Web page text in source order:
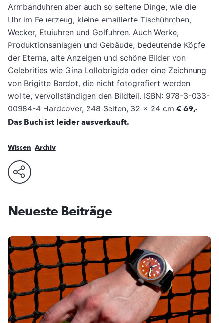
Armbanduhren aber auch so seltene Dinge, wie die
Uhr im Feuerzeug, kleine emaillerte Tischührchen,
Wecker, Etuiuhren und Golfuhren. Auch Werke,
Produktionsanlagen und Gebäude, bedeutende Köpfe
der Eterna, alte Anzeigen und schöne Bilder von
Celebrities wie Gina Lollobrigida oder eine Zeichnung
von Brigitte Bardot, die nicht fotografiert werden
wollte, vervollständigen den Bildteil. ISBN: 978-3-033-
00984-4 Hardcover, 248 Seiten, 32 x 24 cm € 69,-
Das Buch ist leider ausverkauft.
Wissen Archiv
Neueste Beiträge